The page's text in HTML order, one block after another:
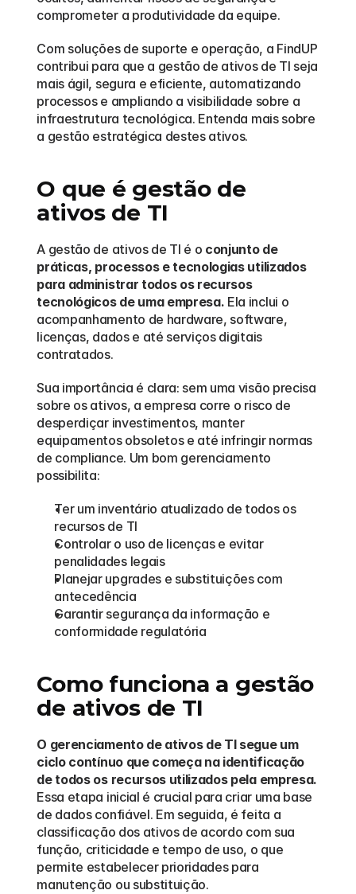
comprometer a produtividade da equipe.
Com soluções de suporte e operação, a FindUP
contribui para que a gestão de ativos de TI seja
mais ágil, segura e eficiente, automatizando
processos e ampliando a visibilidade sobre a
infraestrutura tecnológica. Entenda mais sobre
a gestão estratégica destes ativos.
O que é gestão de
ativos de TI
A gestão de ativos de TI é o conjunto de
práticas, processos e tecnologias utilizados
para administrar todos os recursos
tecnológicos de uma empresa. Ela inclui o
acompanhamento de hardware, software,
licenças, dados e até serviços digitais
contratados.
Sua importância é clara: sem uma visão precisa
sobre os ativos, a empresa corre o risco de
desperdiçar investimentos, manter
equipamentos obsoletos e até infringir normas
de compliance. Um bom gerenciamento
possibilita:
Ter um inventário atualizado de todos os
recursos de TI
Controlar o uso de licenças e evitar
penalidades legais
Planejar upgrades e substituições com
antecedência
Garantir segurança da informação e
conformidade regulatória
Como funciona a gestão
de ativos de TI
O gerenciamento de ativos de TI segue um
ciclo contínuo que começa na identificação
de todos os recursos utilizados pela empresa.
Essa etapa inicial é crucial para criar uma base
de dados confiável. Em seguida, é feita a
classificação dos ativos de acordo com sua
função, criticidade e tempo de uso, o que
permite estabelecer prioridades para
manutenção ou substituição.